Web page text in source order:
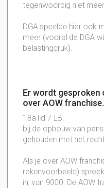
tegenwoordig niet
DGA speelde hier ook
meer (vooral de DGA
belastingdruk).
Er wordt gesproken
over AOW
18a lid 7 LB.
bij de opbouw van
gehouden met het
Als je over AOW
rekenvoorbeeld)
in, van 9000. De AOW